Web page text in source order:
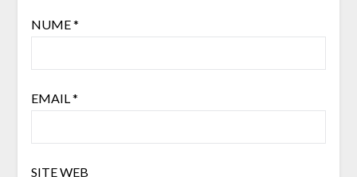
NUME*
EMAIL*
SITE WEB